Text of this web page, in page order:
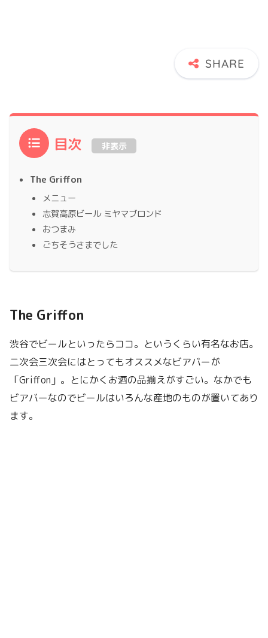
目次 非表示
The Griffon
メニュー
志賀高原ビール ミヤマブロンド
おつまみ
ごちそうさまでした
The Griffon
渋谷でビールといったらココ。というくらい有名なお店。
二次会三次会にはとってもオススメなビアバーが
「Griffon」。とにかくお酒の品揃えがすごい。なかでも
ビアバーなのでビールはいろんな産地のものが置いてあり
ます。